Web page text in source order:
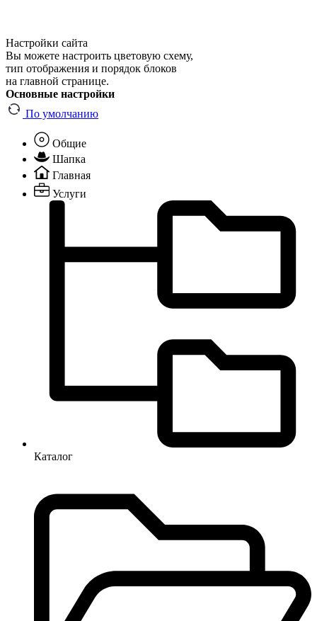
Настройки сайта
Вы можете настроить цветовую схему,
тип отображения и порядок блоков
на главной странице.
Основные настройки
По умолчанию
Общие
Шапка
Главная
Услуги
Каталог